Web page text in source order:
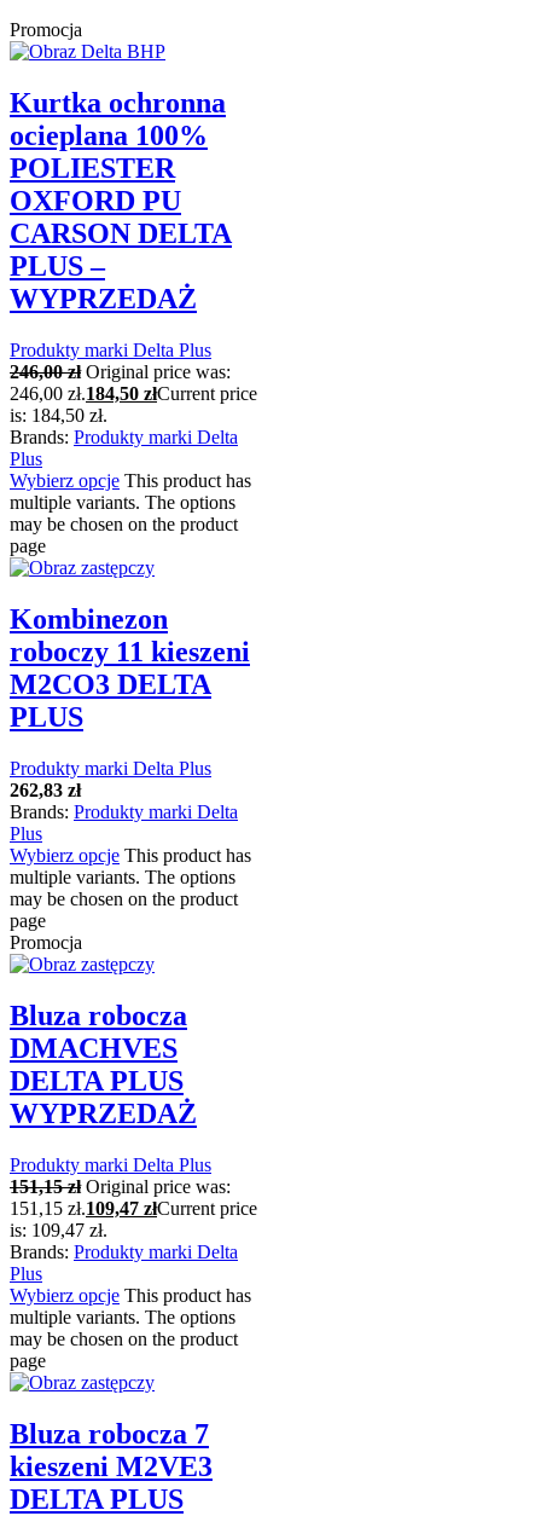
Promocja
Kurtka ochronna
ocieplana 100%
POLIESTER
OXFORD PU
CARSON DELTA
PLUS –
WYPRZEDAŻ
Produkty marki Delta Plus
246,00zł Original price was:
246,00 zł.184,50 złCurrent price
is: 184,50 zł.
Brands: Produkty marki Delta
Plus
Wybierz opcje This product has
multiple variants. The options
may be chosen on the product
page
Kombinezon
roboczy 11 kieszeni
M2CO3 DELTA
PLUS
Produkty marki Delta Plus
262,83 zł
Brands: Produkty marki Delta
Plus
Wybierz opcje This product has
multiple variants. The options
may be chosen on the product
page
Promocja
Bluza robocza
DMACHVES
DELTA PLUS
WYPRZEDAŻ
Produkty marki Delta Plus
151,15zł Original price was:
151,15 zł.109,47 złCurrent price
is: 109,47 zł.
Brands: Produkty marki Delta
Plus
Wybierz opcje This product has
multiple variants. The options
may be chosen on the product
page
Bluza robocza 7
kieszeni M2VE3
DELTA PLUS